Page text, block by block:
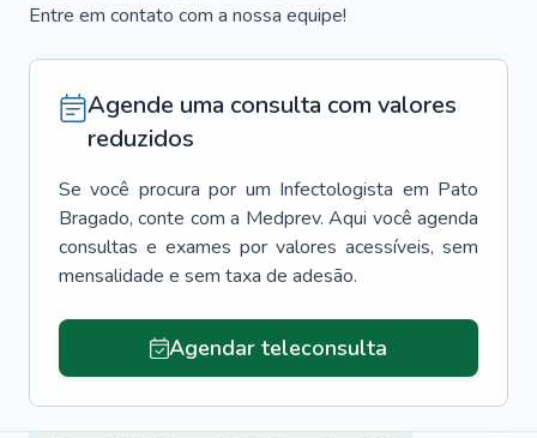
Entre em contato com a nossa equipe!
Agende uma consulta com valores
reduzidos
Se você procura por um Infectologista em Pato
Bragado, conte com a Medprev. Aqui você agenda
consultas e exames por valores acessíveis, sem
mensalidade e sem taxa de adesão.
Agendar teleconsulta